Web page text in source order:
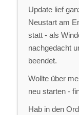
Update lief
Neustart am
statt - als
nachgedacht
beendet.
Wollte über
neu starten -
Hab in den